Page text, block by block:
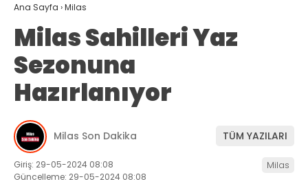
MUĞLA’DAN
ASAYIŞ
GÜNDEM
EKONOMI
SPOR
VEFAT
GENEL
Ana Sayfa ›Milas
Milas Sahilleri Yaz
Sezonuna
Hazırlanıyor
Milas Son Dakika TÜM YAZILARI
Giriş: 29-05-2024 08:08
Güncelleme: 29-05-2024 08:08
Milas